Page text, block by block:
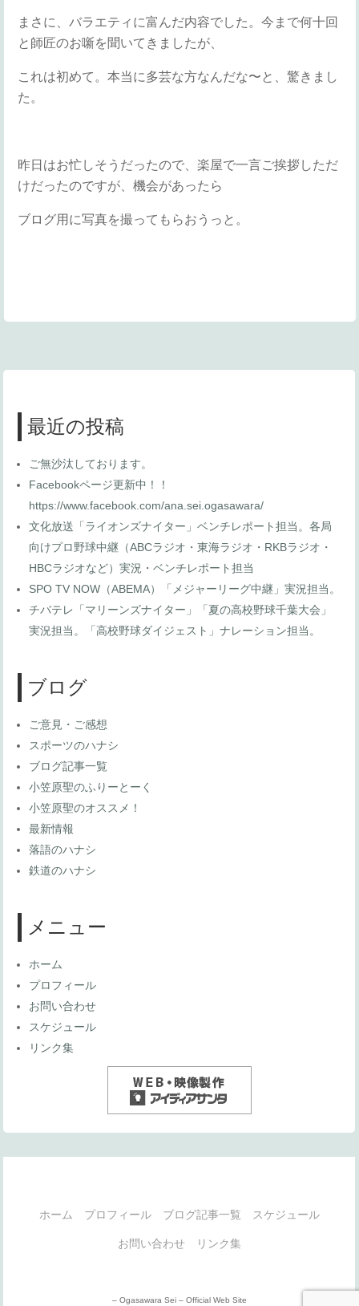
まさに、バラエティに富んだ内容でした。今まで何十回
と師匠のお噺を聞いてきましたが、
これは初めて。本当に多芸な方なんだな〜と、驚きまし
た。
昨日はお忙しそうだったので、楽屋で一言ご挨拶しただ
けだったのですが、機会があったら
ブログ用に写真を撮ってもらおうっと。
最近の投稿
ご無沙汰しております。
Facebookページ更新中！！
https://www.facebook.com/ana.sei.ogasawara/
文化放送「ライオンズナイター」ベンチレポート担当。各局
向けプロ野球中継（ABCラジオ・東海ラジオ・RKBラジオ・
HBCラジオなど）実況・ベンチレポート担当
SPO TV NOW（ABEMA）「メジャーリーグ中継」実況担当。
チバテレ「マリーンズナイター」「夏の高校野球千葉大会」
実況担当。「高校野球ダイジェスト」ナレーション担当。
ブログ
ご意見・ご感想
スポーツのハナシ
ブログ記事一覧
小笠原聖のふりーとーく
小笠原聖のオススメ！
最新情報
落語のハナシ
鉄道のハナシ
メニュー
ホーム
プロフィール
お問い合わせ
スケジュール
リンク集
ホーム プロフィール ブログ記事一覧 スケジュール
お問い合わせ リンク集
– Ogasawara Sei – Official Web Site